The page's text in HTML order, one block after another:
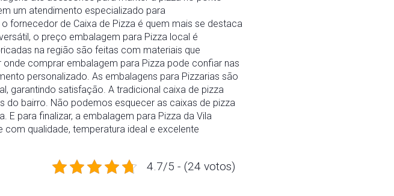
um atendimento especializado para
fornecedor de Caixa de Pizza é quem mais se destaca
o preço embalagem para Pizza local é
na região são feitas com materiais que
comprar embalagem para Pizza pode confiar nas
personalizado. As embalagens para Pizzarias são
garantindo satisfação. A tradicional caixa de pizza
bairro. Não podemos esquecer as caixas de pizza
E para finalizar, a embalagem para Pizza da Vila
qualidade, temperatura ideal e excelente
4.7/5 - (24 votos)